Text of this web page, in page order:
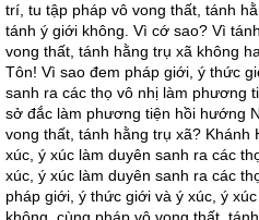
trí, tu tập pháp vô vong thất, tánh
tánh ý giới không. Vì cớ sao? Vì
vong thất, tánh hằng trụ xã không
Tôn! Vì sao đem pháp giới, ý thức
sanh ra các thọ vô nhị làm phương
sở đắc làm phương tiện hồi hướng
vong thất, tánh hằng trụ xã? Khánh
xúc, ý xúc làm duyên sanh ra các
xúc, ý xúc làm duyên sanh ra các
pháp giới, ý thức giới và ý xúc, ý